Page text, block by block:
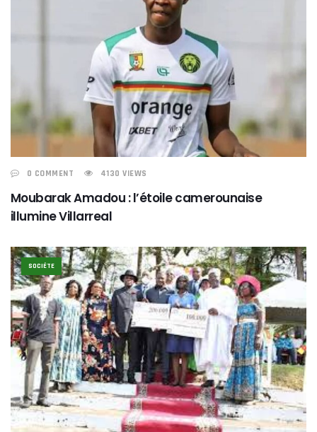
0 COMMENT 4130 VIEWS
Moubarak Amadou : l’étoile camerounaise
illumine Villarreal
SOCIÉTE